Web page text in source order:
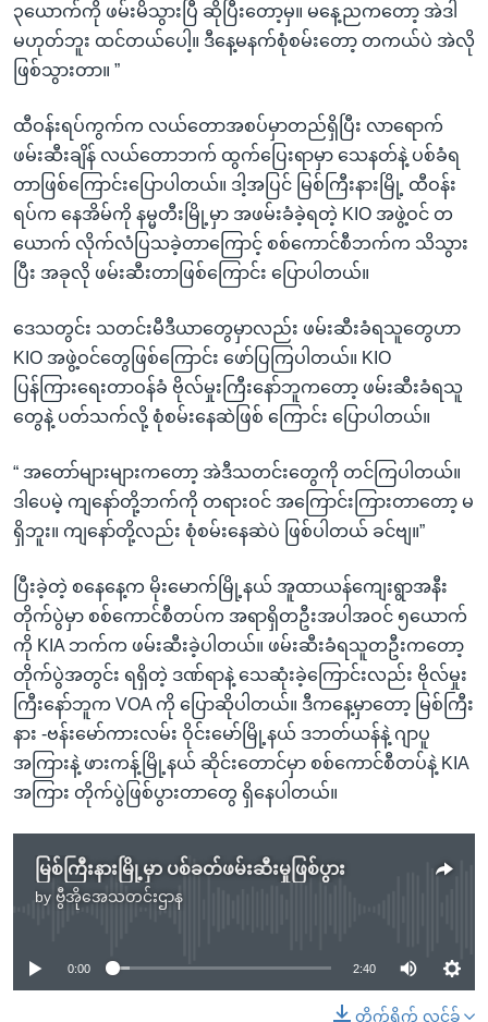
၃ယောက်ကို ဖမ်းမိသွားပြီ ဆိုပြီးတော့မှ။ မနေ့ညကတော့ အဲဒါ
မဟုတ်ဘူး ထင်တယ်ပေါ့။ ဒီနေ့မနက်စုံစမ်းတော့ တကယ်ပဲ အဲလို
ဖြစ်သွားတာ။ ”
ထီဝန်းရပ်ကွက်က လယ်တောအစပ်မှာတည်ရှိပြီး လာရောက်
ဖမ်းဆီးချိန် လယ်တောဘက် ထွက်ပြေးရာမှာ သေနတ်နဲ့ ပစ်ခံရ
တာဖြစ်ကြောင်းပြောပါတယ်။ ဒါ့အပြင် မြစ်ကြီးနားမြို့ ထီဝန်း
ရပ်က နေအိမ်ကို နမ္မတီးမြို့မှာ အဖမ်းခံခဲ့ရတဲ့ KIO အဖွဲ့ဝင် တ
ယောက် လိုက်လံပြသခဲ့တာကြောင့် စစ်ကောင်စီဘက်က သိသွား
ပြီး အခုလို ဖမ်းဆီးတာဖြစ်ကြောင်း ပြောပါတယ်။
ဒေသတွင်း သတင်းမီဒီယာတွေမှာလည်း ဖမ်းဆီးခံရသူတွေဟာ
KIO အဖွဲ့ဝင်တွေဖြစ်ကြောင်း ဖော်ပြကြပါတယ်။ KIO
ပြန်ကြားရေးတာဝန်ခံ ဗိုလ်မှုးကြီးနော်ဘူကတော့ ဖမ်းဆီးခံရသူ
တွေနဲ့ ပတ်သက်လို့ စုံစမ်းနေဆဲဖြစ် ကြောင်း ပြောပါတယ်။
“ အတော်များများကတော့ အဲဒီသတင်းတွေကို တင်ကြပါတယ်။
ဒါပေမဲ့ ကျနော်တို့ဘက်ကို တရားဝင် အကြောင်းကြားတာတော့ မ
ရှိဘူး။ ကျနော်တို့လည်း စုံစမ်းနေဆဲပဲ ဖြစ်ပါတယ် ခင်ဗျ။”
ပြီးခဲ့တဲ့ စနေနေ့က မိုးမောက်မြို့နယ် အူထာယန်ကျေးရွာအနီး
တိုက်ပွဲမှာ စစ်ကောင်စီတပ်က အရာရှိတဦးအပါအဝင် ၅ယောက်
ကို KIA ဘက်က ဖမ်းဆီးခဲ့ပါတယ်။ ဖမ်းဆီးခံရသူတဦးကတော့
တိုက်ပွဲအတွင်း ရရှိတဲ့ ဒဏ်ရာနဲ့ သေဆုံးခဲ့ကြောင်းလည်း ဗိုလ်မှုး
ကြီးနော်ဘူက VOA ကို ပြောဆိုပါတယ်။ ဒီကနေ့မှာတော့ မြစ်ကြီး
နား -ဗန်းမော်ကားလမ်း ဝိုင်းမော်မြို့နယ် ဒဘတ်ယန်နဲ့ ဂျာပူ
အကြားနဲ့ ဖားကန့်မြို့နယ် ဆိုင်းတောင်မှာ စစ်ကောင်စီတပ်နဲ့ KIA
အကြား တိုက်ပွဲဖြစ်ပွားတာတွေ ရှိနေပါတယ်။
မြစ်ကြီးနားမြို့မှာ ပစ်ခတ်ဖမ်းဆီးမှုဖြစ်ပွား
by ဗွီအိုအေသတင်းဌာန
No media source currently available
0:00 2:40
တိုက်ရိုက် လင့်ခ်